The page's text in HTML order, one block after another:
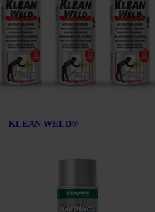
– KLEAN WELD®